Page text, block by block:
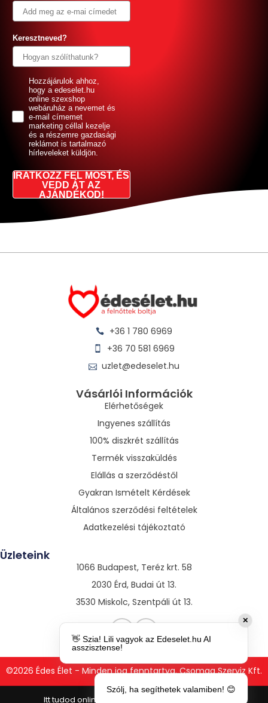
Keresztneved?
GDPRHozzájárulok ahhoz,
hogy a edeselet.hu
online szexshop
webáruház a nevemet és
e-mail címemet
marketing céllal kezelje
és a részemre gazdasági
reklámot is tartalmazó
hírleveleket küldjön.
IRATKOZZ FEL MOST, ÉS
VEDD ÁT AZ
AJÁNDÉKOD!
+36 1 780 6969
+36 70 581 6969
uzlet@edeselet.hu
Vásárlói Információk
Elérhetőségek
Ingyenes szállítás
100% diszkrét szállítás
Termék visszaküldés
Elállás a szerződéstől
Gyakran Ismételt Kérdések
Általános szerződési feltételek
Adatkezelési tájékoztató
Üzleteink
1066 Budapest, Teréz krt. 58
2030 Érd, Budai út 13.
3530 Miskolc, Szentpáli út 13.
©2026 Édes Élet - Minden jog fenntartva. Csomag Szerviz Kft.
✕
👋 Szia! Lili vagyok az Edeselet.hu AI
asszisztense!
Szólj, ha segíthetek valamiben! 😊